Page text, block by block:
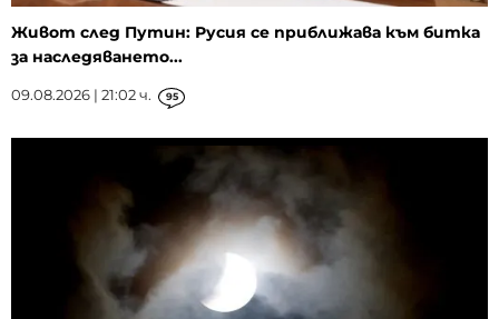
Живот след Путин: Русия се приближава към битка
за наследяването...
09.08.2026 | 21:02 ч. 95